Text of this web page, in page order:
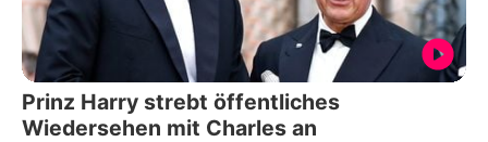
Prinz Harry strebt öffentliches
Wiedersehen mit Charles an